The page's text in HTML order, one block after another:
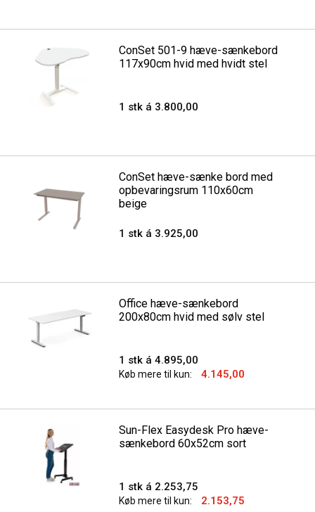
ConSet 501-9 hæve-sænkebord
117x90cm hvid med hvidt stel
1 stk á 3.800,00
ConSet hæve-sænke bord med
opbevaringsrum 110x60cm
beige
1 stk á 3.925,00
Office hæve-sænkebord
200x80cm hvid med sølv stel
1 stk á 4.895,00
Køb mere til kun: 4.145,00
Sun-Flex Easydesk Pro hæve-
sænkebord 60x52cm sort
1 stk á 2.253,75
Køb mere til kun: 2.153,75